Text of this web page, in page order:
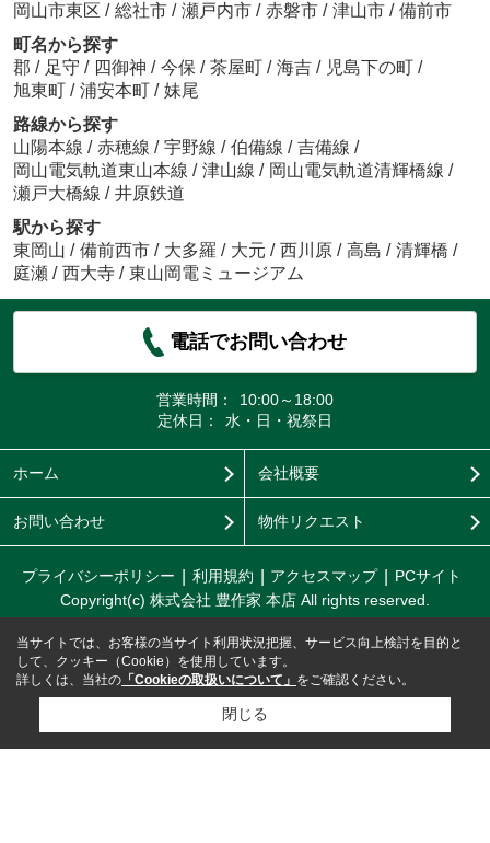
岡山市東区 / 総社市 / 瀬戸内市 / 赤磐市 / 津山市 / 備前市
町名から探す
郡 / 足守 / 四御神 / 今保 / 茶屋町 / 海吉 / 児島下の町 /
旭東町 / 浦安本町 / 妹尾
路線から探す
山陽本線 / 赤穂線 / 宇野線 / 伯備線 / 吉備線 /
岡山電気軌道東山本線 / 津山線 / 岡山電気軌道清輝橋線 /
瀬戸大橋線 / 井原鉄道
駅から探す
東岡山 / 備前西市 / 大多羅 / 大元 / 西川原 / 高島 / 清輝橋 /
庭瀬 / 西大寺 / 東山岡電ミュージアム
電話でお問い合わせ
営業時間：
10:00～18:00
定休日：
水・日・祝祭日
ホーム 会社概要
お問い合わせ 物件リクエスト
プライバシーポリシー 利用規約 アクセスマップ
PCサイト
Copyright(c) 株式会社 豊作家 本店 All rights reserved.
当サイトでは、お客様の当サイト利用状況把握、サービス向上検討を目的と
して、クッキー（Cookie）を使用しています。
詳しくは、当社の 「Cookieの取扱いについて」 をご確認ください。
閉じる